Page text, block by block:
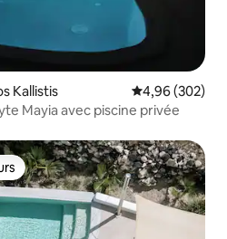
Kallistis Évaluation
4,96 (302)
Mayia avec piscine privée
les plus appréciés